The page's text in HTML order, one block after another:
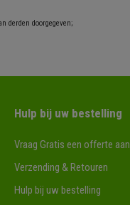
derden doorgegeven;
Hulp bij uw bestelling
Vraag Gratis een offerte aan
Verzending & Retouren
Hulp bij uw bestelling